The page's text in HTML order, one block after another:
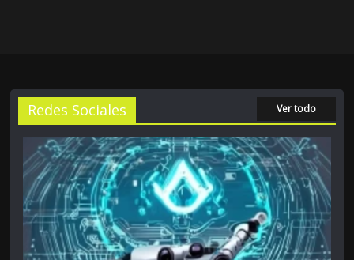
Redes Sociales Ver todo